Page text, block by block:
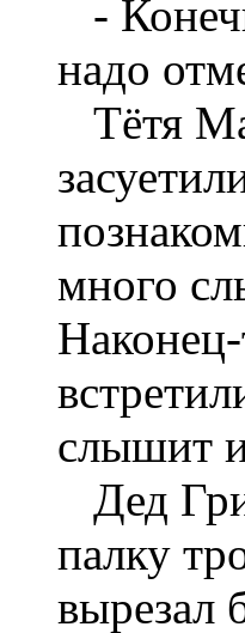
-
надо
Тётя
много
слышит
Дед
палку
вырезал